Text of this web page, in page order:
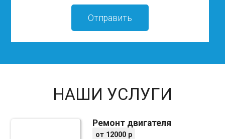
НАШИ УСЛУГИ
Ремонт двигателя
от 12000р